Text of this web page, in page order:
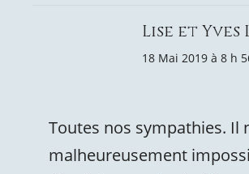
Lise et Yves
18 Mai 2019 à 8 h
Toutes nos sympathies. Il
malheureusement